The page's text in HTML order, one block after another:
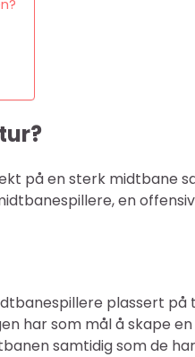
på en sterk midtbane
en
plassert på
har som mål å skape
samtidig som de